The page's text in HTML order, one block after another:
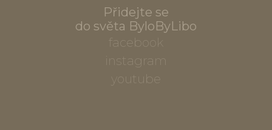
Přidejte se
do světa ByloByLibo
facebook
instagram
youtube